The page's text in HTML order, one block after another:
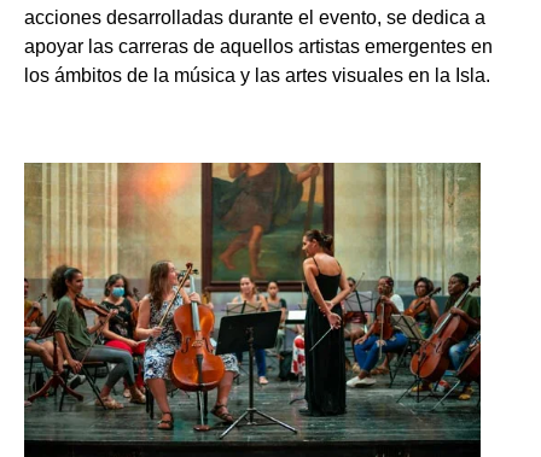
acciones desarrolladas durante el evento, se dedica a
apoyar las carreras de aquellos artistas emergentes en
los ámbitos de la música y las artes visuales en la Isla.